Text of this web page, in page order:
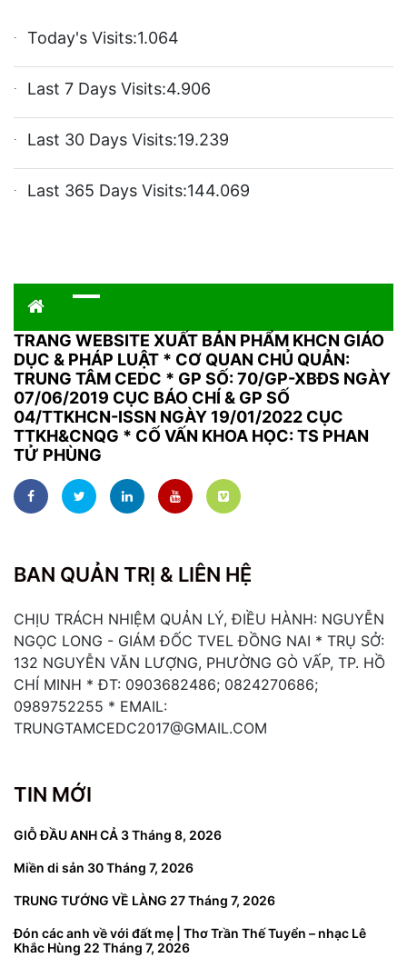
Today's Visits:1.064
Last 7 Days Visits:4.906
Last 30 Days Visits:19.239
Last 365 Days Visits:144.069
TRANG WEBSITE XUẤT BẢN PHẨM KHCN GIÁO
DỤC & PHÁP LUẬT * CƠ QUAN CHỦ QUẢN:
TRUNG TÂM CEDC * GP SỐ: 70/GP-XBĐS NGÀY
07/06/2019 CỤC BÁO CHÍ & GP SỐ
04/TTKHCN-ISSN NGÀY 19/01/2022 CỤC
TTKH&CNQG * CỐ VẤN KHOA HỌC: TS PHAN
TỬ PHÙNG
BAN QUẢN TRỊ & LIÊN HỆ
CHỊU TRÁCH NHIỆM QUẢN LÝ, ĐIỀU HÀNH: NGUYỄN
NGỌC LONG - GIÁM ĐỐC TVEL ĐỒNG NAI * TRỤ SỞ:
132 NGUYỄN VĂN LƯỢNG, PHƯỜNG GÒ VẤP, TP. HỒ
CHÍ MINH * ĐT: 0903682486; 0824270686;
0989752255 * EMAIL:
TRUNGTAMCEDC2017@GMAIL.COM
TIN MỚI
GIỖ ĐẦU ANH CẢ 3 Tháng 8, 2026
Miền di sản 30 Tháng 7, 2026
TRUNG TƯỚNG VỀ LÀNG 27 Tháng 7, 2026
Đón các anh về với đất mẹ | Thơ Trần Thế Tuyển – nhạc Lê
Khắc Hùng 22 Tháng 7, 2026